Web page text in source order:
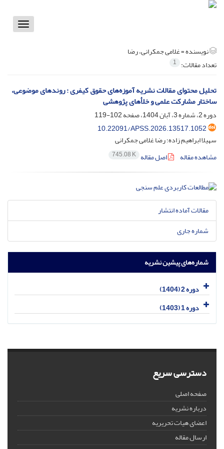
Toggle
نویسنده =غلامی جمکرانی، رضا
تعداد مقالات: 1
تحلیل محتوای مقالات نشریه آموزه‌های حقوق کیفری : روندهای موضوعی،
ساختار مشارکت علمی و خلأهای پژوهشی
دوره 2، شماره 3، آبان 1404، صفحه
102-119
10.22091/APSS.2026.13517.1052
سهیلا ابراهیم زاده؛ رضا غلامی جمکرانی
مشاهده مقاله
اصل مقاله 745.08 K
مقالات آماده انتشار
شماره جاری
شماره‌های پیشین نشریه
دوره 2 (1404)
دوره 1 (1403)
دسترسی سریع
صفحه اصلی
درباره نشریه
اعضای هیات تحریریه
ارسال مقاله